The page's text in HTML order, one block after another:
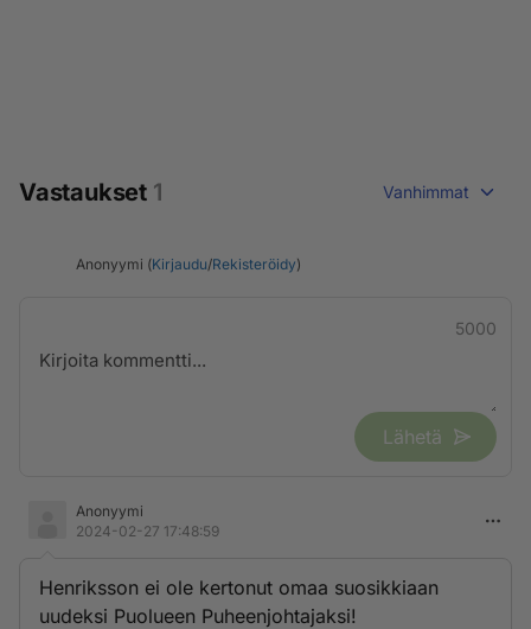
Vastaukset 1 Vanhimmat
Anonyymi (Kirjaudu/Rekisteröidy)
5000
Lähetä
Anonyymi
2024-02-27 17:48:59
Henriksson ei ole kertonut omaa suosikkiaan
uudeksi Puolueen Puheenjohtajaksi!